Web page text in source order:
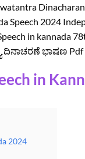
Speech 2024
in kannada
ದಿನಾಚರಣೆ ಭಾಷಣ Pdf
in
2024